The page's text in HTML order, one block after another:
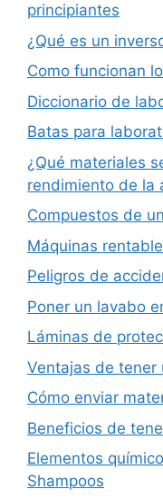
principiantes
¿Qué es un
Como funcionan
Diccionario de
Batas para
¿Qué materiales
rendimiento de la
Compuestos de
Máquinas
Peligros de
Poner un lavabo
Láminas de
Ventajas de tener
Cómo enviar
Beneficios de
Elementos
Shampoos